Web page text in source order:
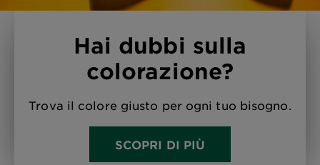
Hai dubbi sulla
colorazione?
Trova il colore giusto per ogni tuo bisogno.
SCOPRI DI PIÙ